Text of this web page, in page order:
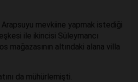
Arapsuyu mevkiine yapmak istediği
ile ikincisi Süleymancı
mağazasının altındaki alana villa
da mühürlemişti.